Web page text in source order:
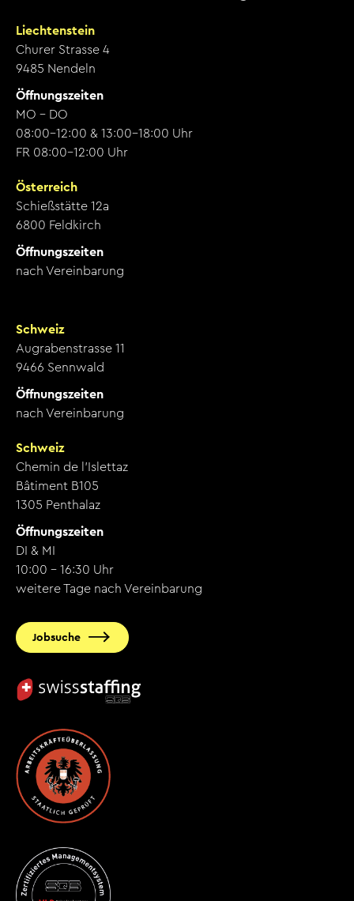
Liechtenstein
Churer Strasse 4
9485 Nendeln
Öffnungszeiten
MO - DO
08:00-12:00 & 13:00-18:00 Uhr
FR 08:00-12:00 Uhr
Österreich
Schießstätte 12a
6800 Feldkirch
Öffnungszeiten
nach Vereinbarung
Schweiz
Augrabenstrasse 11
9466 Sennwald
Öffnungszeiten
nach Vereinbarung
Schweiz
Chemin de l’Islettaz
Bâtiment B105
1305 Penthalaz
Öffnungszeiten
DI & MI
10:00 - 16:30 Uhr
weitere Tage nach Vereinbarung
Jobsuche